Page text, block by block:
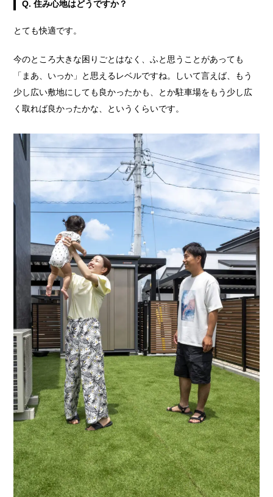
Q. 住み心地はどうですか？
とても快適です。
今のところ大きな困りごとはなく、ふと思うことがあっても
「まあ、いっか」と思えるレベルですね。しいて言えば、もう
少し広い敷地にしても良かったかも、とか駐車場をもう少し広
く取れば良かったかな、というくらいです。